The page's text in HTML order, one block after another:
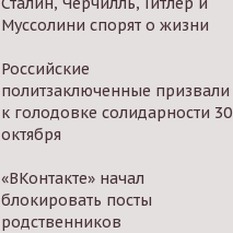
Муссолини спорят о жизни
Российские
политзаключенные призвали
к голодовке солидарности 30
октября
«ВКонтакте» начал
блокировать посты
родственников